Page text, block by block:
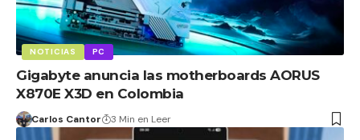
NOTICIAS PC
Gigabyte anuncia las motherboards AORUS
X870E X3D en Colombia
Carlos Cantor 3 Min en Leer